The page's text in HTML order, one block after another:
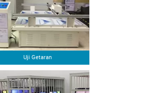
Uji Getaran